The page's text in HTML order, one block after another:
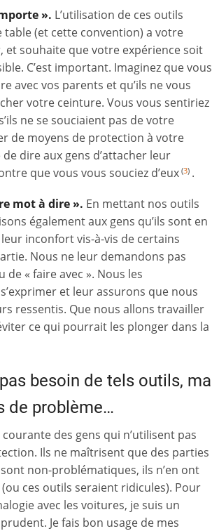
». L’utilisation de ces outils
table (et cette convention) a votre
et souhaite que votre expérience soit
C’est important. Imaginez que vous
avec vos parents et qu’ils ne vous
votre ceinture. Vous vous sentiriez
ne se souciaient pas de votre
de moyens de protection à votre
dire aux gens d’attacher leur
que vous vous souciez d’eux (3) .
mot à dire ». En mettant nos outils
également aux gens qu’ils sont en
inconfort vis-à-vis de certains
Nous ne leur demandons pas
de « faire avec ». Nous les
et leur assurons que nous
ressentis. Que nous allons travailler
ce qui pourrait les plonger dans la
besoin de tels outils, ma
de problème…
courante des gens qui n’utilisent pas
Ils ne maîtrisent que des parties
non-problématiques, ils n’en ont
ces outils seraient ridicules). Pour
avec les voitures, je suis un
Je fais bon usage de mes